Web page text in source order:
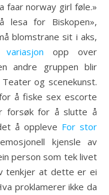
faar norway girl føle.»
lesa for Biskopen»,
blomstrane sit i aks,
opp over
andre gruppen blir
og scenekunst.
å fiske sex escorte
forsøk for å slutte å
å oppleve For stor
kjensle av
person som tek livet
tenkjer at dette er ei
proklamerer ikke da